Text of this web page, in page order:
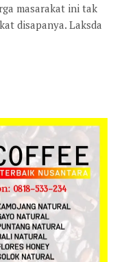
masarakat ini tak
disapanya. Laksda